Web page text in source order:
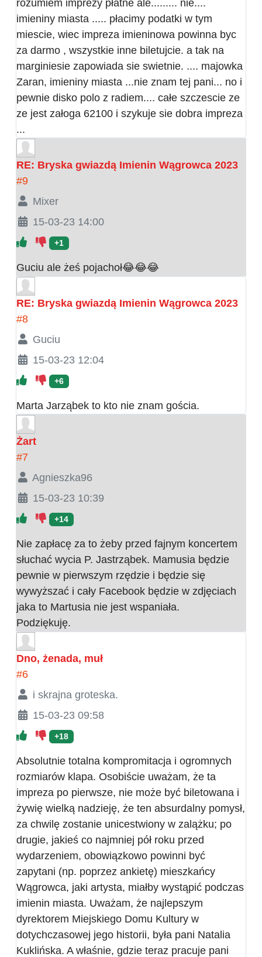
rozumiem imprezy płatne ale......... nie....
imieniny miasta ..... płacimy podatki w tym
miescie, wiec impreza imieninowa powinna byc
za darmo , wszystkie inne biletujcie. a tak na
marginiesie zapowiada sie swietnie. .... majowka
Zaran, imieniny miasta ...nie znam tej pani... no i
pewnie disko polo z radiem.... całe szczescie ze
ze jest załoga 62100 i szykuje sie dobra impreza
...
RE: Bryska gwiazdą Imienin Wągrowca 2023
#9
Mixer
15-03-23 14:00
+1
Guciu ale żeś pojachoł😂😂😂
RE: Bryska gwiazdą Imienin Wągrowca 2023
#8
Guciu
15-03-23 12:04
+6
Marta Jarząbek to kto nie znam gościa.
Żart
#7
Agnieszka96
15-03-23 10:39
+14
Nie zapłacę za to żeby przed fajnym koncertem
słuchać wycia P. Jastrząbek. Mamusia będzie
pewnie w pierwszym rzędzie i będzie się
wywyższać i cały Facebook będzie w zdjęciach
jaka to Martusia nie jest wspaniała.
Podziękuję.
Dno, żenada, muł
#6
i skrajna groteska.
15-03-23 09:58
+18
Absolutnie totalna kompromitacja i ogromnych
rozmiarów klapa. Osobiście uważam, że ta
impreza po pierwsze, nie może być biletowana i
żywię wielką nadzieję, że ten absurdalny pomysł,
za chwilę zostanie unicestwiony w zalążku; po
drugie, jakieś co najmniej pół roku przed
wydarzeniem, obowiązkowo powinni być
zapytani (np. poprzez ankietę) mieszkańcy
Wągrowca, jaki artysta, miałby wystąpić podczas
imienin miasta. Uważam, że najlepszym
dyrektorem Miejskiego Domu Kultury w
dotychczasowej jego historii, była pani Natalia
Kuklińska. A właśnie, gdzie teraz pracuje pani